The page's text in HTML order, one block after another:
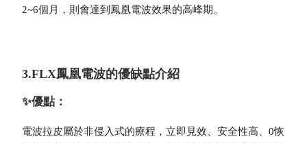
2~6個月，則會達到鳳凰電波效果的高峰期。
3.FLX鳳凰電波的優缺點介紹
✨優點：
電波拉皮屬於非侵入式的療程，立即見效、安全性高、0恢